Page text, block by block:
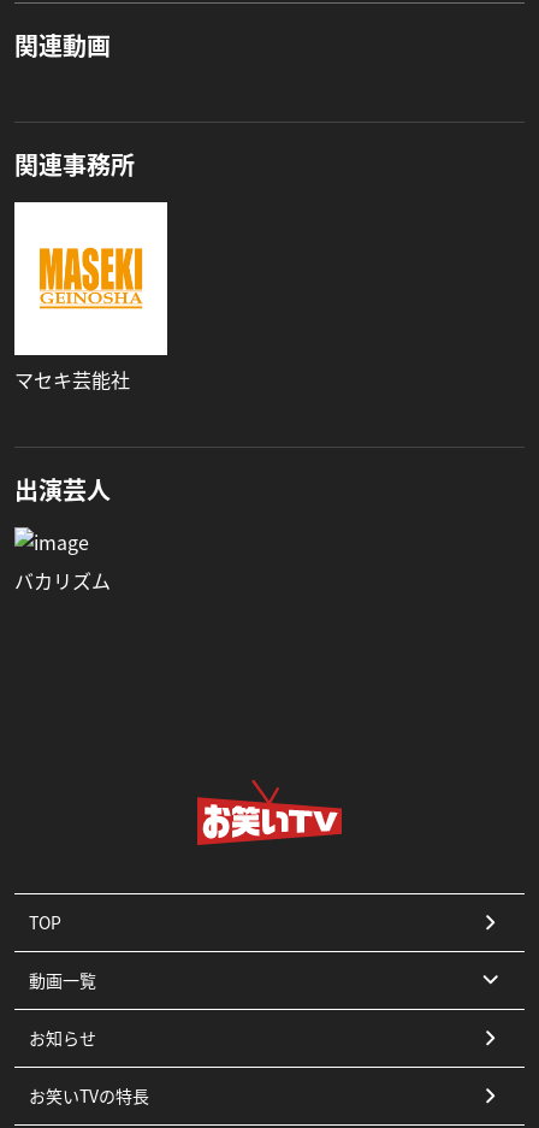
関連動画
関連事務所
マセキ芸能社
出演芸人
バカリズム
TOP
動画一覧
コント
漫才
お知らせ
お笑いTVの特長